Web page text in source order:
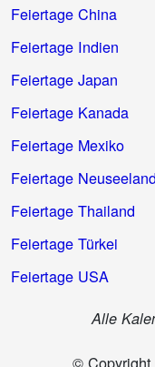
Feiertage China
Feiertage Indien
Feiertage Japan
Feiertage Kanada
Feiertage Mexiko
Feiertage Neuseeland
Feiertage Thailand
Feiertage Türkei
Feiertage USA
Alle
© Copyright